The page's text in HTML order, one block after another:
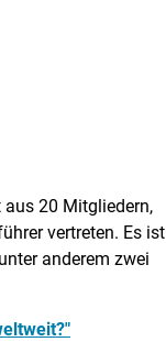
aus 20 Mitgliedern,
vertreten. Es ist
anderem zwei